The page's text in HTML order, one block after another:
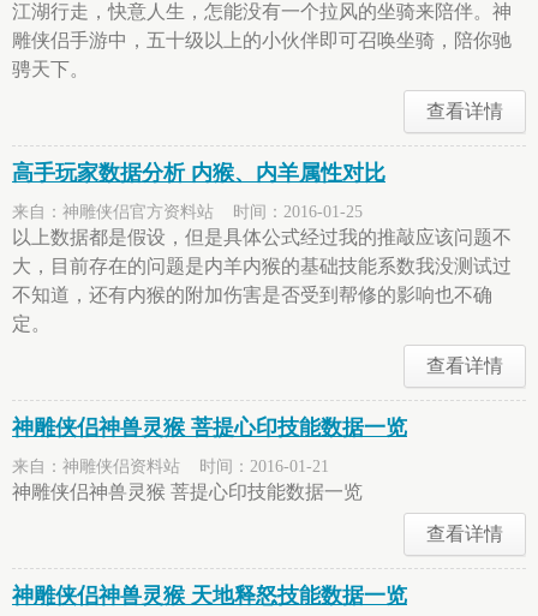
江湖行走，快意人生，怎能没有一个拉风的坐骑来陪伴。神
雕侠侣手游中，五十级以上的小伙伴即可召唤坐骑，陪你驰
骋天下。
查看详情
高手玩家数据分析 内猴、内羊属性对比
来自：神雕侠侣官方资料站 时间：2016-01-25
以上数据都是假设，但是具体公式经过我的推敲应该问题不
大，目前存在的问题是内羊内猴的基础技能系数我没测试过
不知道，还有内猴的附加伤害是否受到帮修的影响也不确
定。
查看详情
神雕侠侣神兽灵猴 菩提心印技能数据一览
来自：神雕侠侣资料站 时间：2016-01-21
神雕侠侣神兽灵猴 菩提心印技能数据一览
查看详情
神雕侠侣神兽灵猴 天地释怒技能数据一览